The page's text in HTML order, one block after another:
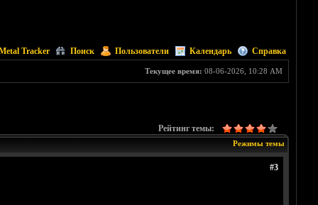
Tracker Поиск Пользователи Календарь Справка
Текущее время: 08-06-2026, 10:28 AM
Рейтинг темы:
Режимы темы
#3